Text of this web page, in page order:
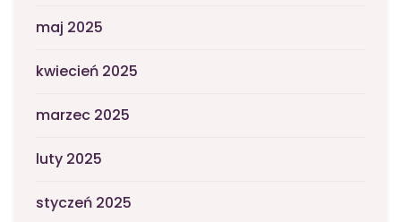
maj 2025
kwiecień 2025
marzec 2025
luty 2025
styczeń 2025